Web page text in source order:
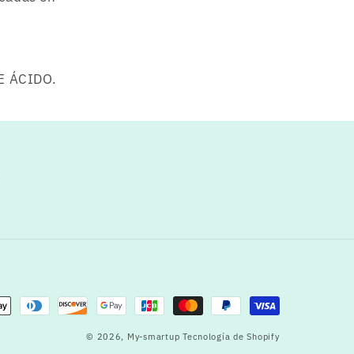
ÁCIDO.
© 2026, My-smartup Tecnología de Shopify